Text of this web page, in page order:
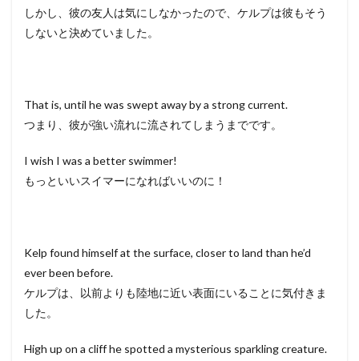
しかし、彼の友人は気にしなかったので、ケルプは彼もそう
しないと決めていました。
That is, until he was swept away by a strong current.
つまり、彼が強い流れに流されてしまうまでです。
I wish I was a better swimmer!
もっといいスイマーになればいいのに！
Kelp found himself at the surface, closer to land than he’d
ever been before.
ケルプは、以前よりも陸地に近い表面にいることに気付きま
した。
High up on a cliff he spotted a mysterious sparkling creature.